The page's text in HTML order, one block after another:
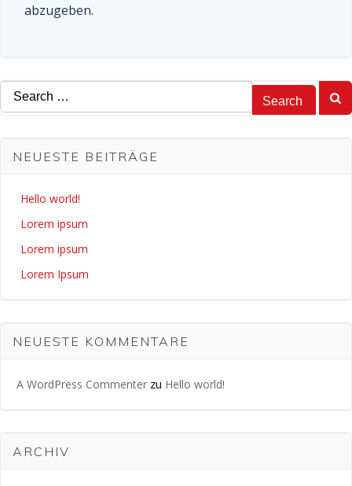
abzugeben.
Search
for:
NEUESTE BEITRÄGE
Hello world!
Lorem ipsum
Lorem ipsum
Lorem Ipsum
NEUESTE KOMMENTARE
A WordPress Commenter zu Hello world!
ARCHIV